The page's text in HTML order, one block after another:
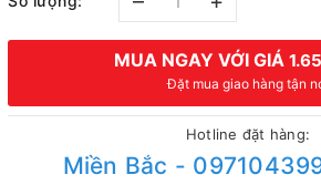
MUA NGAY VỚI GIÁ
Đặt mua giao hàng tận
Hotline đặt hàng:
Miền Bắc -